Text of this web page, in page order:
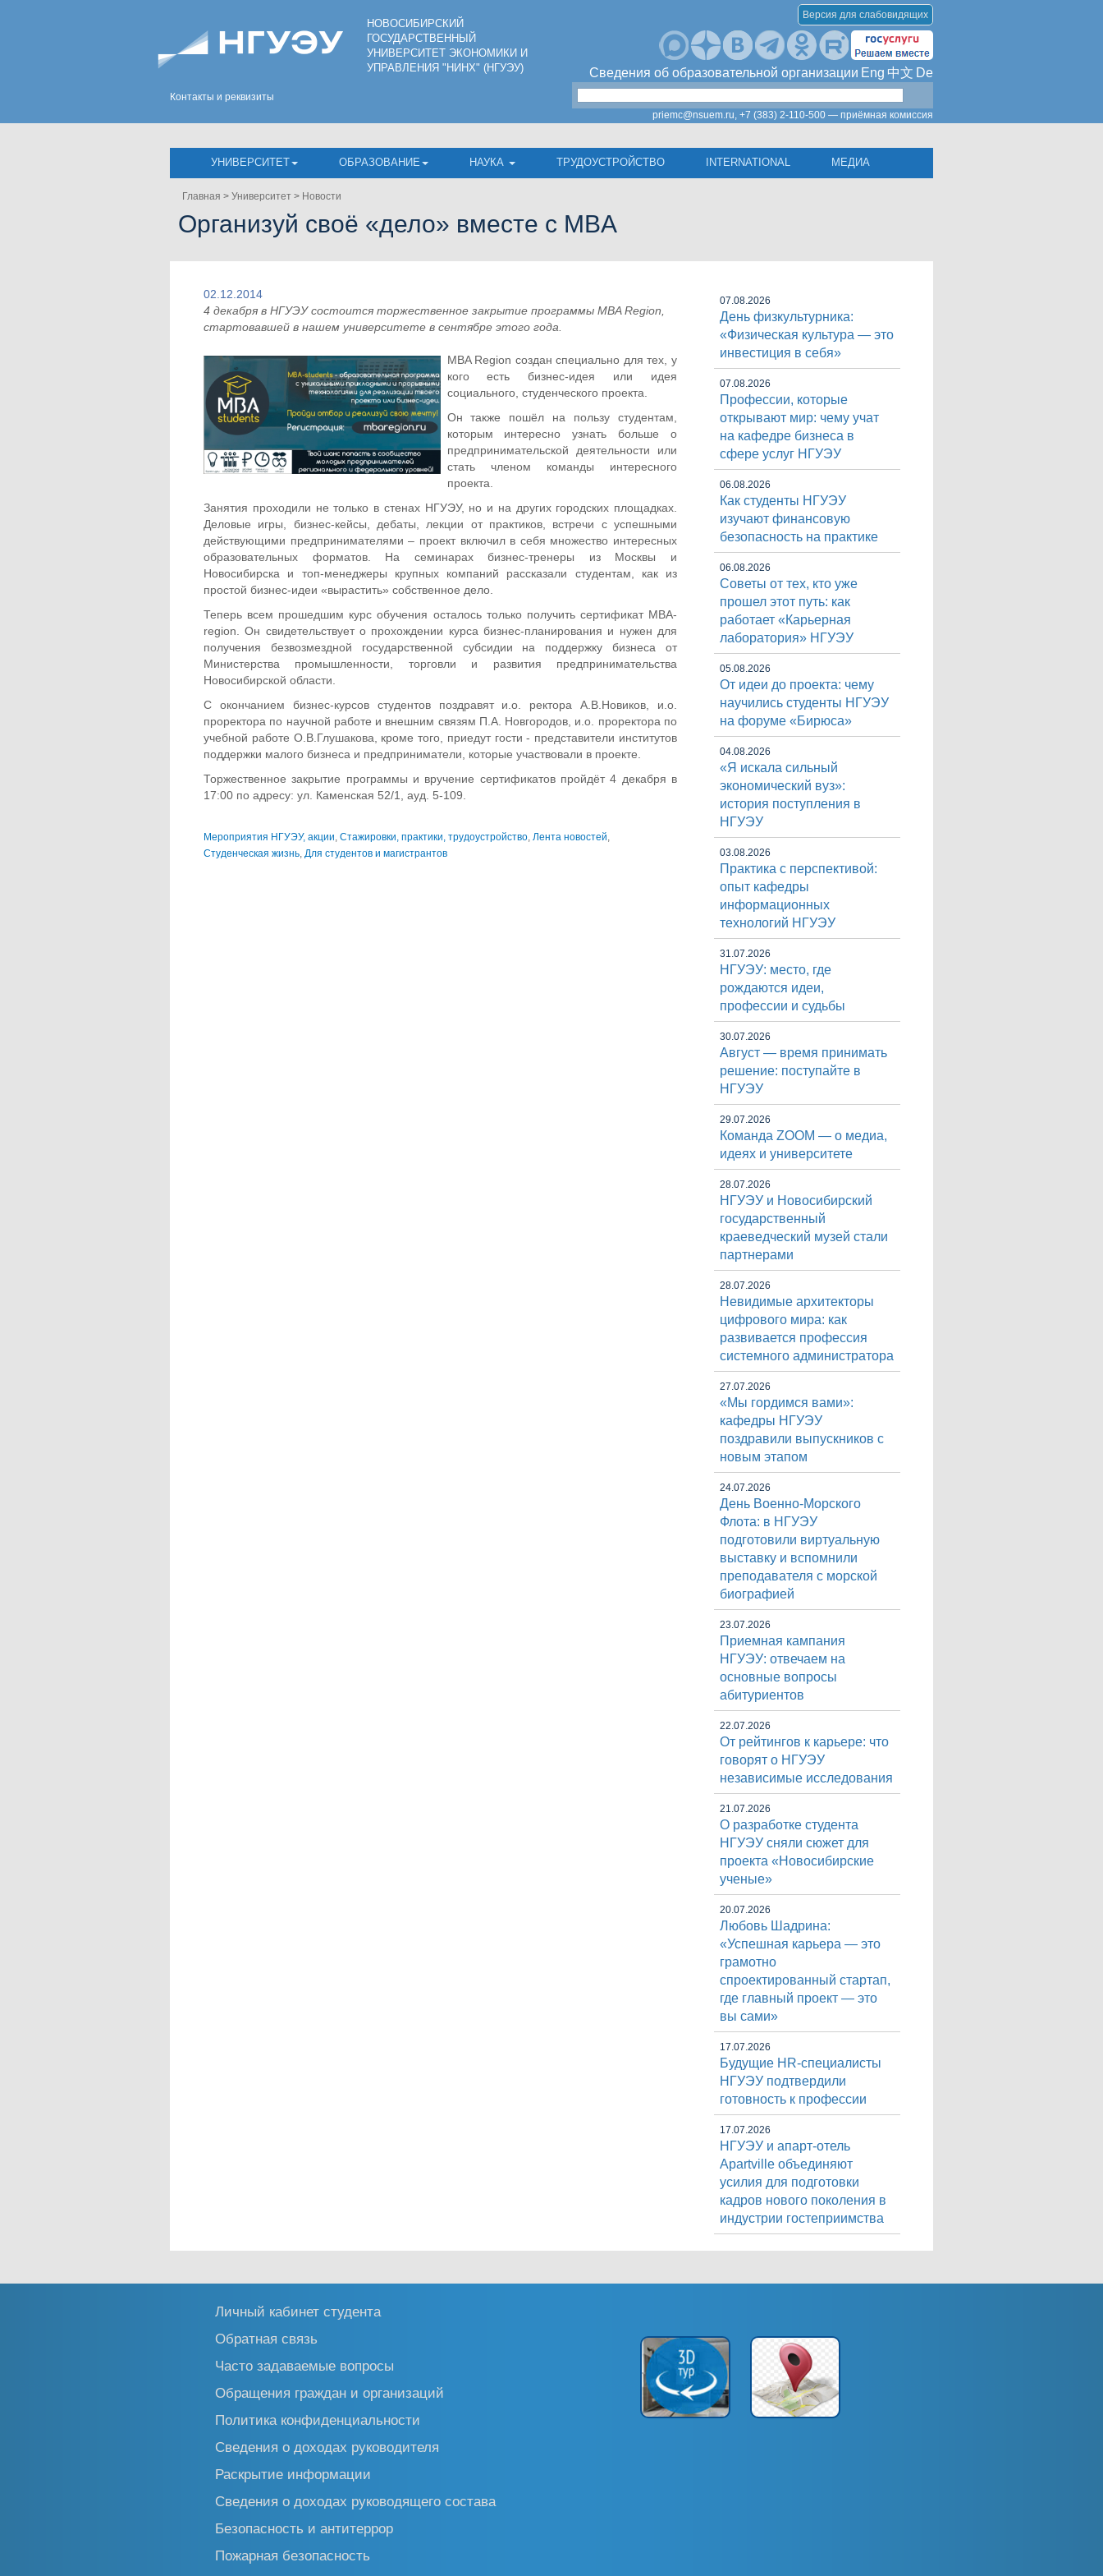
Контакты и реквизиты
НОВОСИБИРСКИЙ
ГОСУДАРСТВЕННЫЙ
УНИВЕРСИТЕТ ЭКОНОМИКИ И
УПРАВЛЕНИЯ "НИНХ" (НГУЭУ)
Версия для слабовидящих
Сведения об образовательной организации Eng 中文 De
priemc@nsuem.ru, +7 (383) 2-110-500 — приёмная комиссия
УНИВЕРСИТЕТ ОБРАЗОВАНИЕ НАУКА ТРУДОУСТРОЙСТВО INTERNATIONAL МЕДИА
Главная > Университет > Новости
Организуй своё «дело» вместе с MBA
02.12.2014
4 декабря в НГУЭУ состоится торжественное закрытие программы MBA Region,
стартовавшей в нашем университете в сентябре этого года.
MBA Region создан специально для тех, у
кого есть бизнес-идея или идея
социального, студенческого проекта.
Он также пошёл на пользу студентам,
которым интересно узнать больше о
предпринимательской деятельности или
стать членом команды интересного
проекта.
Занятия проходили не только в стенах НГУЭУ, но и на других городских площадках.
Деловые игры, бизнес-кейсы, дебаты, лекции от практиков, встречи с успешными
действующими предпринимателями – проект включил в себя множество интересных
образовательных форматов. На семинарах бизнес-тренеры из Москвы и
Новосибирска и топ-менеджеры крупных компаний рассказали студентам, как из
простой бизнес-идеи «вырастить» собственное дело.
Теперь всем прошедшим курс обучения осталось только получить сертификат MBA-
region. Он свидетельствует о прохождении курса бизнес-планирования и нужен для
получения безвозмездной государственной субсидии на поддержку бизнеса от
Министерства промышленности, торговли и развития предпринимательства
Новосибирской области.
С окончанием бизнес-курсов студентов поздравят и.о. ректора А.В.Новиков, и.о.
проректора по научной работе и внешним связям П.А. Новгородов, и.о. проректора по
учебной работе О.В.Глушакова, кроме того, приедут гости - представители институтов
поддержки малого бизнеса и предприниматели, которые участвовали в проекте.
Торжественное закрытие программы и вручение сертификатов пройдёт 4 декабря в
17:00 по адресу: ул. Каменская 52/1, ауд. 5-109.
Мероприятия НГУЭУ, акции, Стажировки, практики, трудоустройство, Лента новостей,
Студенческая жизнь, Для студентов и магистрантов
07.08.2026
День физкультурника:
«Физическая культура — это
инвестиция в себя»
07.08.2026
Профессии, которые
открывают мир: чему учат
на кафедре бизнеса в
сфере услуг НГУЭУ
06.08.2026
Как студенты НГУЭУ
изучают финансовую
безопасность на практике
06.08.2026
Советы от тех, кто уже
прошел этот путь: как
работает «Карьерная
лаборатория» НГУЭУ
05.08.2026
От идеи до проекта: чему
научились студенты НГУЭУ
на форуме «Бирюса»
04.08.2026
«Я искала сильный
экономический вуз»:
история поступления в
НГУЭУ
03.08.2026
Практика с перспективой:
опыт кафедры
информационных
технологий НГУЭУ
31.07.2026
НГУЭУ: место, где
рождаются идеи,
профессии и судьбы
30.07.2026
Август — время принимать
решение: поступайте в
НГУЭУ
29.07.2026
Команда ZOOM — о медиа,
идеях и университете
28.07.2026
НГУЭУ и Новосибирский
государственный
краеведческий музей стали
партнерами
28.07.2026
Невидимые архитекторы
цифрового мира: как
развивается профессия
системного администратора
27.07.2026
«Мы гордимся вами»:
кафедры НГУЭУ
поздравили выпускников с
новым этапом
24.07.2026
День Военно-Морского
Флота: в НГУЭУ
подготовили виртуальную
выставку и вспомнили
преподавателя с морской
биографией
23.07.2026
Приемная кампания
НГУЭУ: отвечаем на
основные вопросы
абитуриентов
22.07.2026
От рейтингов к карьере: что
говорят о НГУЭУ
независимые исследования
21.07.2026
О разработке студента
НГУЭУ сняли сюжет для
проекта «Новосибирские
ученые»
20.07.2026
Любовь Шадрина:
«Успешная карьера — это
грамотно
спроектированный стартап,
где главный проект — это
вы сами»
17.07.2026
Будущие HR-специалисты
НГУЭУ подтвердили
готовность к профессии
17.07.2026
НГУЭУ и апарт-отель
Apartville объединяют
усилия для подготовки
кадров нового поколения в
индустрии гостеприимства
Личный кабинет студента
Обратная связь
Часто задаваемые вопросы
Обращения граждан и организаций
Политика конфиденциальности
Сведения о доходах руководителя
Раскрытие информации
Сведения о доходах руководящего состава
Безопасность и антитеррор
Пожарная безопасность